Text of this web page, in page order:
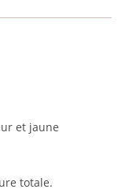
et jaune
totale.